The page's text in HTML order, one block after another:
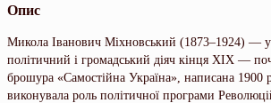
Опис
Микола Іванович Міхновський (1873–1924) —
політичний і громадський діяч кінця XIX —
брошура «Самостійна Україна», написана 1900
виконувала роль політичної програми